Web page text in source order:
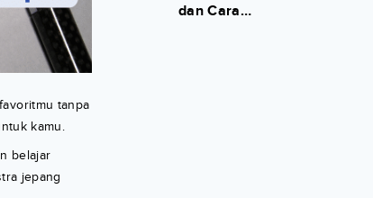
tanpa
kamu.
belajar
jepang
dan Cara